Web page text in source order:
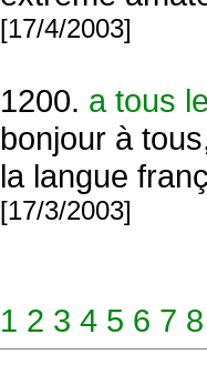
[17/4/2003]
1200. a tous
bonjour à
la langue
[17/3/2003]
1 2 3 4 5 6 7 8